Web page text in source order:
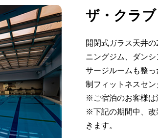
ザ・クラブ
開閉式ガラス天井
ニングジム、ダン
サージルームも整
制フィットネスセン
※ご宿泊のお客様は
※下記の期間中、改
きます。